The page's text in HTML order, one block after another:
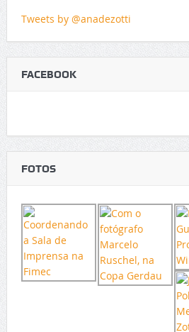
Tweets by @anadezotti
FACEBOOK
FOTOS